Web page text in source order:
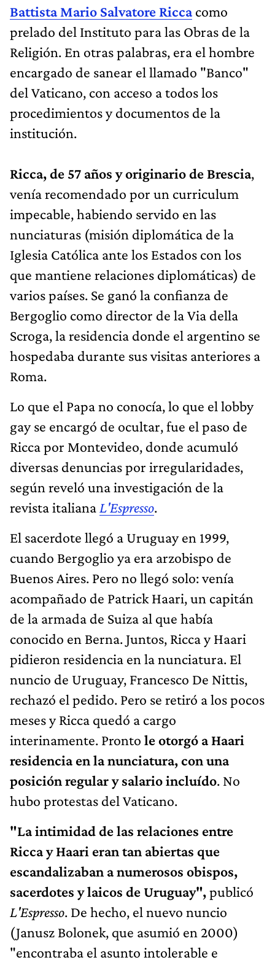
Battista Mario Salvatore Riccacomo
prelado del Instituto para las Obras de la
Religión. En otras palabras, era el hombre
encargado de sanear el llamado "Banco"
del Vaticano, con acceso a todos los
procedimientos y documentos de la
institución.
Ricca, de 57 años y originario de Brescia,
venía recomendado por un curriculum
impecable, habiendo servido en las
nunciaturas (misión diplomática de la
Iglesia Católica ante los Estados con los
que mantiene relaciones diplomáticas) de
varios países. Se ganó la confianza de
Bergoglio como director de la Via della
Scroga, la residencia donde el argentino se
hospedaba durante sus visitas anteriores a
Roma.
Lo que el Papa no conocía, lo que el lobby
gay se encargó de ocultar, fue el paso de
Ricca por Montevideo, donde acumuló
diversas denuncias por irregularidades,
según reveló una investigación de la
revista italiana L'Espresso.
El sacerdote llegó a Uruguay en 1999,
cuando Bergoglio ya era arzobispo de
Buenos Aires. Pero no llegó solo: venía
acompañado de Patrick Haari, un capitán
de la armada de Suiza al que había
conocido en Berna. Juntos, Ricca y Haari
pidieron residencia en la nunciatura. El
nuncio de Uruguay, Francesco De Nittis,
rechazó el pedido. Pero se retiró a los pocos
meses y Ricca quedó a cargo
interinamente. Pronto le otorgó a Haari
residencia en la nunciatura, con una
posición regular y salario incluído. No
hubo protestas del Vaticano.
"La intimidad de las relaciones entre
Ricca y Haari eran tan abiertas que
escandalizaban a numerosos obispos,
sacerdotes y laicos de Uruguay",publicó
L'Espresso. De hecho, el nuevo nuncio
(Janusz Bolonek, que asumió en 2000)
"encontraba el asunto intolerable e